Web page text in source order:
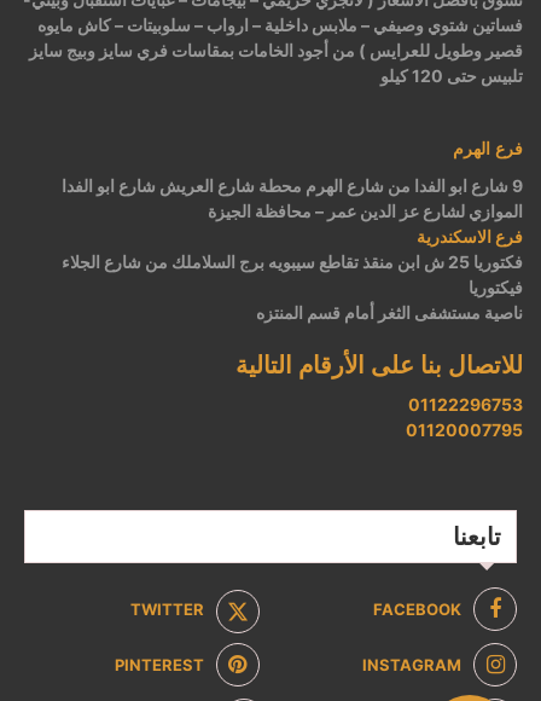
فساتين شتوي وصيفي – ملابس داخلية – ارواب – سلوبيتات – كاش مايوه
قصير وطويل للعرايس ) من أجود الخامات بمقاسات فري سايز وبيج سايز
تلبيس حتى 120 كيلو
فرع الهرم
9 شارع ابو الفدا من شارع الهرم محطة شارع العريش شارع ابو الفدا
الموازي لشارع عز الدين عمر – محافظة الجيزة
فرع الاسكندرية
فكتوريا 25 ش ابن منقذ تقاطع سيبويه برج السلاملك من شارع الجلاء
فيكتوريا
ناصية مستشفى الثغر أمام قسم المنتزه
للاتصال بنا على الأرقام التالية
01122296753
01120007795
تابعنا
FACEBOOK
TWITTER
INSTAGRAM
PINTEREST